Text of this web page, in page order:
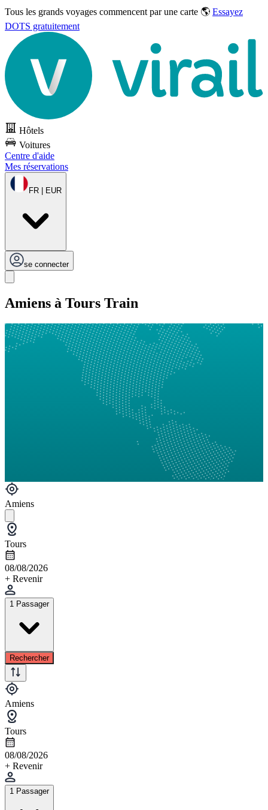
Tous les grands voyages commencent par une carte 🌎 Essayez
DOTS gratuitement
Hôtels
Voitures
Centre d'aide
Mes réservations
FR | EUR
se connecter
Amiens à Tours Train
Amiens
Tours
08/08/2026
+ Revenir
1 Passager
Rechercher
Amiens
Tours
08/08/2026
+ Revenir
1 Passager